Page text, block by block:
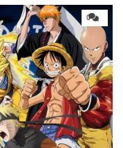
0